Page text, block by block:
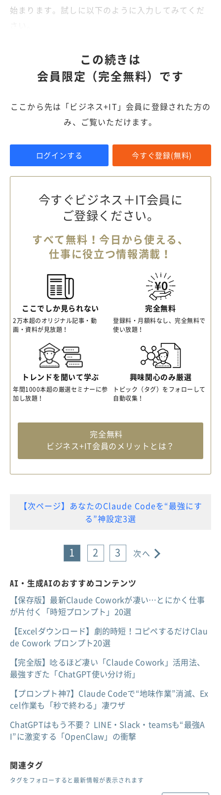
始まります。試しに以下のように入力してみてくだ
この続きは
会員限定（完全無料）です
ここから先は「ビジネス+IT」会員に登録された方の
み、ご覧いただけます。
ログインする 今すぐ登録(無料)
今すぐビジネス＋IT会員に
ご登録ください。
すべて無料！今日から使える、
仕事に役立つ情報満載！
ここでしか見られない
2万本超のオリジナル記事・動
画・資料が見放題！
完全無料
登録料・月額料なし、完全無料で
使い放題！
トレンドを聞いて学ぶ
年間1000本超の厳選セミナーに参
加し放題！
興味関心のみ厳選
トピック（タグ）をフォローして
自動収集！
完全無料
ビジネス+IT会員のメリットとは？
【次ページ】あなたのClaude Codeを“最強にす
る”神設定3選
1 2 3 次へ
AI・生成AIのおすすめコンテンツ
【保存版】最新Claude Coworkが凄い…とにかく仕事
が片付く「時短プロンプト」20選
【Excelダウンロード】劇的時短！コピペするだけClau
de Cowork プロンプト20選
【完全版】唸るほど凄い「Claude Cowork」活用法、
最強すぎた「ChatGPT使い分け術」
【プロンプト神7】Claude Codeで“地味作業”消滅、Ex
cel作業も「秒で終わる」凄ワザ
ChatGPTはもう不要？ LINE・Slack・teamsも“最強A
I”に激変する「OpenClaw」の衝撃
関連タグ
タグをフォローすると最新情報が表示されます